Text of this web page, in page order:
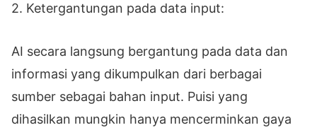
2. Ketergantungan pada data input:
AI secara langsung bergantung pada data dan
informasi yang dikumpulkan dari berbagai
sumber sebagai bahan input. Puisi yang
dihasilkan mungkin hanya mencerminkan gaya